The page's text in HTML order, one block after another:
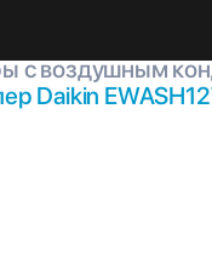
с воздушным
Daikin